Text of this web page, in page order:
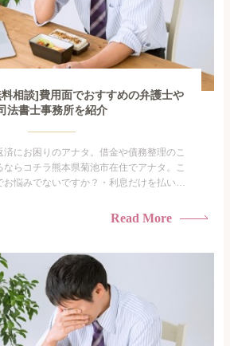
相談]費用面でおすすめの弁護士や
法書士事務所を紹介
にお困りのアナタ。借金や債務整理のこ
ならコチラ熊本県菊池市在住でアナタ。こ
お悩みでないですか？・利息だけを払い続
の催促、取り立てで憂鬱になる。・闇金に
Read More